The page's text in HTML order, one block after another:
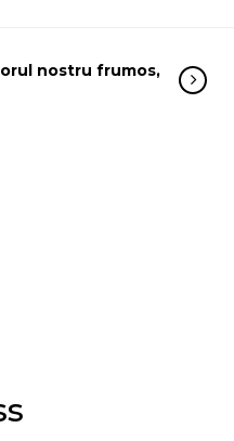
nostru frumos,